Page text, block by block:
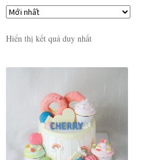
Hiển thị kết quả duy nhất